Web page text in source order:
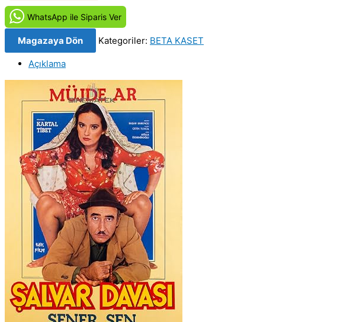
(1983)
Orjinal
BETA
Video
adet
WhatsApp ile Siparis Ver
Magazaya Dön Kategoriler: BETA KASET
Açıklama